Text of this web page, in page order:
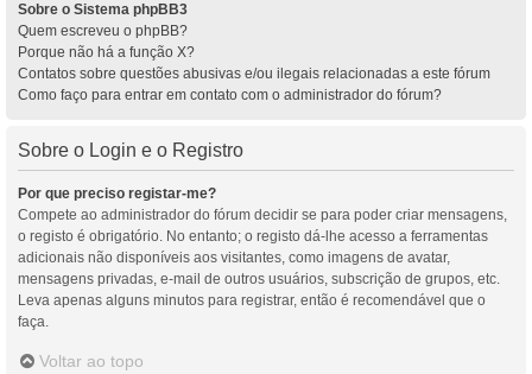
Sobre o Sistema phpBB3
Quem escreveu o phpBB?
Porque não há a função X?
Contatos sobre questões abusivas e/ou ilegais relacionadas a este fórum
Como faço para entrar em contato com o administrador do fórum?
Sobre o Login e o Registro
Por que preciso registar-me?
Compete ao administrador do fórum decidir se para poder criar mensagens,
o registo é obrigatório. No entanto; o registo dá-lhe acesso a ferramentas
adicionais não disponíveis aos visitantes, como imagens de avatar,
mensagens privadas, e-mail de outros usuários, subscrição de grupos, etc.
Leva apenas alguns minutos para registrar, então é recomendável que o
faça.
Voltar ao topo